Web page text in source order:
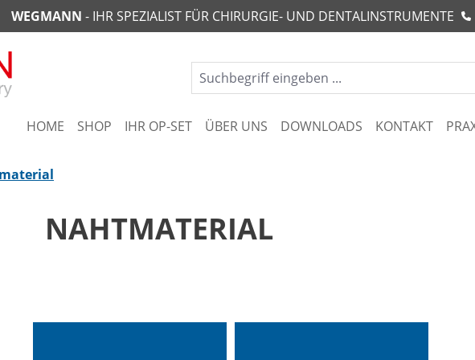
WEGMANN - IHR SPEZIALIST FÜR CHIRURGIE- UND DENTALINSTRUMENTE
HOME SHOP IHR OP-SET ÜBER UNS DOWNLOADS KONTAKT
NAHTMATERIAL